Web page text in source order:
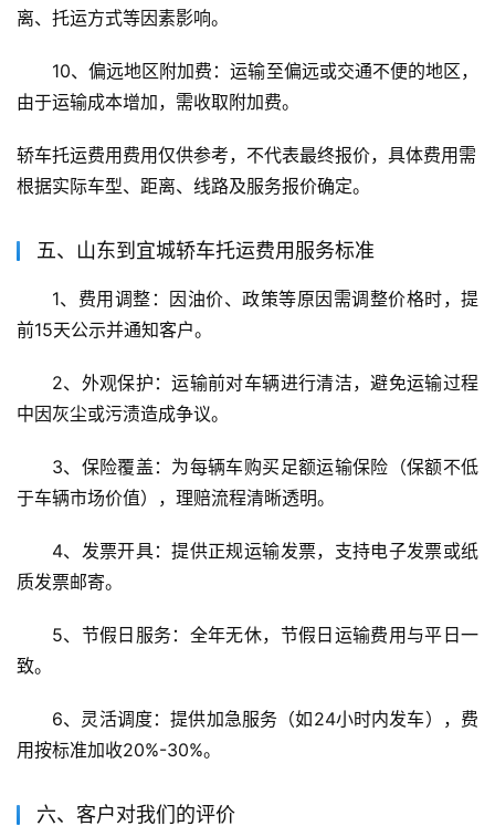
离、托运方式等因素影响。
10、偏远地区附加费：运输至偏远或交通不便的地区，
由于运输成本增加，需收取附加费。
轿车托运费用费用仅供参考，不代表最终报价，具体费用需
根据实际车型、距离、线路及服务报价确定。
五、山东到宜城轿车托运费用服务标准
1、费用调整：因油价、政策等原因需调整价格时，提
前15天公示并通知客户。
2、外观保护：运输前对车辆进行清洁，避免运输过程
中因灰尘或污渍造成争议。
3、保险覆盖：为每辆车购买足额运输保险（保额不低
于车辆市场价值），理赔流程清晰透明。
4、发票开具：提供正规运输发票，支持电子发票或纸
质发票邮寄。
5、节假日服务：全年无休，节假日运输费用与平日一
致。
6、灵活调度：提供加急服务（如24小时内发车），费
用按标准加收20%-30%。
六、客户对我们的评价